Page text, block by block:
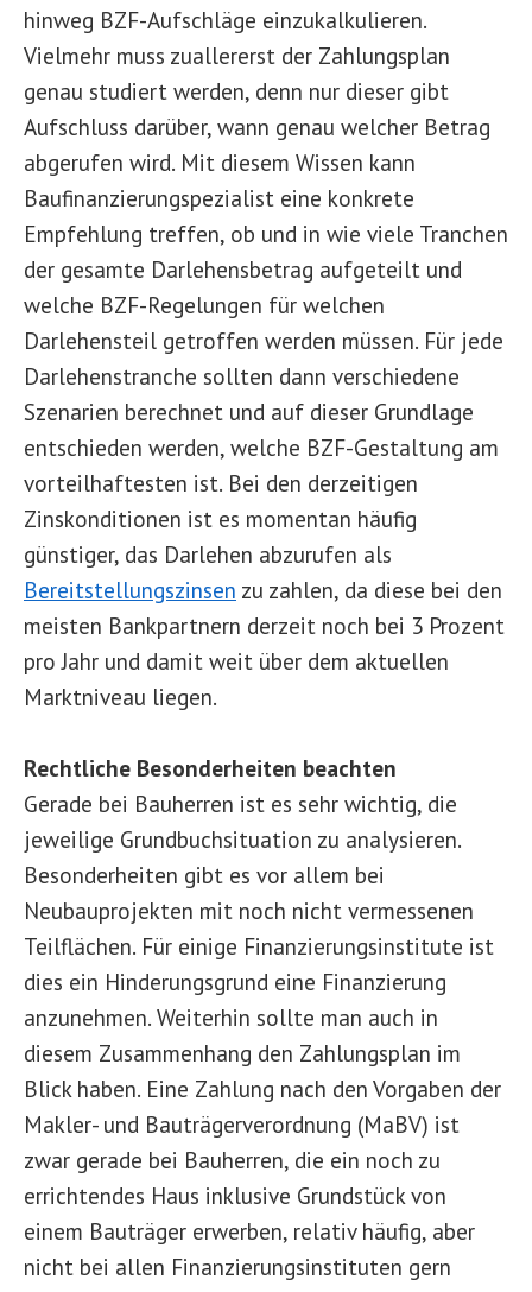
hinweg BZF-Aufschläge einzukalkulieren.
Vielmehr muss zuallererst der Zahlungsplan
genau studiert werden, denn nur dieser gibt
Aufschluss darüber, wann genau welcher Betrag
abgerufen wird. Mit diesem Wissen kann
Baufinanzierungspezialist eine konkrete
Empfehlung treffen, ob und in wie viele Tranchen
der gesamte Darlehensbetrag aufgeteilt und
welche BZF-Regelungen für welchen
Darlehensteil getroffen werden müssen. Für jede
Darlehenstranche sollten dann verschiedene
Szenarien berechnet und auf dieser Grundlage
entschieden werden, welche BZF-Gestaltung am
vorteilhaftesten ist. Bei den derzeitigen
Zinskonditionen ist es momentan häufig
günstiger, das Darlehen abzurufen als
Bereitstellungszinsen zu zahlen, da diese bei den
meisten Bankpartnern derzeit noch bei 3 Prozent
pro Jahr und damit weit über dem aktuellen
Marktniveau liegen.
Rechtliche Besonderheiten beachten
Gerade bei Bauherren ist es sehr wichtig, die
jeweilige Grundbuchsituation zu analysieren.
Besonderheiten gibt es vor allem bei
Neubauprojekten mit noch nicht vermessenen
Teilflächen. Für einige Finanzierungsinstitute ist
dies ein Hinderungsgrund eine Finanzierung
anzunehmen. Weiterhin sollte man auch in
diesem Zusammenhang den Zahlungsplan im
Blick haben. Eine Zahlung nach den Vorgaben der
Makler- und Bauträgerverordnung (MaBV) ist
zwar gerade bei Bauherren, die ein noch zu
errichtendes Haus inklusive Grundstück von
einem Bauträger erwerben, relativ häufig, aber
nicht bei allen Finanzierungsinstituten gern